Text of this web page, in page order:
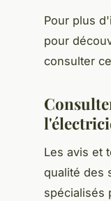
Pour plus
pour
consulter
Les avis et
qualité des
spécialisés